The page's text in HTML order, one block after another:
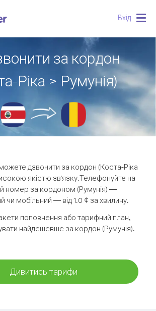
Вхід
за кордон
Ріка > Румунія)
дзвонити за кордон (Коста-Ріка
якістю зв'язку.Телефонуйте на
номер за кордоном (Румунія) —
чи мобільний — від 1.0 ¢ за хвилину.
поповнення або тарифний план,
найдешевше за кордон (Румунія).
Дивитись тарифи